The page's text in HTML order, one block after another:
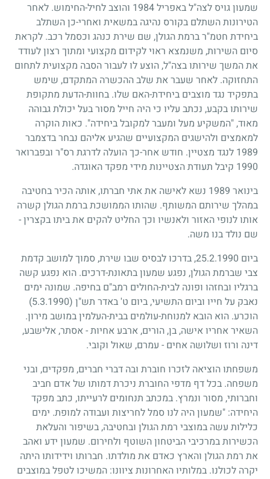
שמעון גויס לצה"ל באפריל1984 והוצב לחיל-החימוש. לאחר
הטירונות השתלם בקורס נהיגה במשאית ואחרי-כן השתלב
ביחידת חטמ"ר ברמת הגולן, שם שירת כנהג וכסמל רכב. לקראת
סיום השירות, משנמצא ראוי לקידום מקצועי ומתוך רצון לעודד
את המשך שירותו בצה"ל, הוצע לו לעבור הסבה מקצועית לתחום
התחזוקה. לאחר שעבר את שלב ההכשרה המתקדם, שימש
בתפקיד נגד מוצבים ביחידת-האם שלו. בחוות-הדעת מתקופת
שירותו בקבע, נכתב עליו כי היה חייל מסור בעל יכולת גבוהה
מאוד, "המשקיע מעל ומעבר למקובל ביחידה". כאות הוקרה
למאמצים ולהישגים המקצועיים שהגיע אליהם נבחר בדצמבר
1989 לנגד מצטיין. חודש אחר-כך הועלה לדרגת רס"ר ובפברואר
1990 קיבל תעודת הצטיינות מידי מפקד האוגדה.
בינואר 1989 נשא לאישה את אתי חברתו, אותה הכיר בחטיבה
במהלך שירותם המשותף. שהותו הממושכת ברמת הגולן קשרה
אותו לנופי האזור ולאנשיו וכך החליט להקים את ביתו בקצרין -
שם נולד בנו משה.
ביום 25.2.1990, בדרכו לבסיס שבו שירת, סמוך למושב קדמת
צבי שברמת הגולן, נפגע שמעון בתאונת-דרכים. הוא נפגע קשה
ברגליו ובחזהו ופונה לבית-החולים רמב"ם בחיפה. שמונה ימים
נאבק על חייו וביום התשיעי, ביום ט' באדר תש"ן (5.3.1990)
הוכרע. הוא הובא למנוחת-עולמים בבית-העלמין במושב מירון.
השאיר אחריו אישה, בן, הורים, ארבע אחיות - אסתר, אלישבע,
דינה ורוז ושלושה אחים - עמרם, שאול וקובי.
משפחתו הוציאה לזכרו חוברת ובה דברי חברים, מפקדים, ובני
משפחה. בכל דף מדפי החוברת ניכרת דמותו של אדם חביב
וחברותי, מסור ונמרץ. במכתב תנחומים לרעייתו, כתב מפקד
היחידה: "שמעון היה לנו סמל לחריצות ועבודה למופת. ימים
כלילות עשה במוצבי רמת הגולן ובחטיבה, בשיפור והעלאת
הכשירות במרכיבי הביטחון השוטף ולחירום. שמעון ידע ואהב
את רמת הגולן והארץ כאדם את מולדתו. חברותו וידידותו היתה
יקרה לכולנו. במלותיו האחרונות ציוונו: המשיכו לטפל במוצבים